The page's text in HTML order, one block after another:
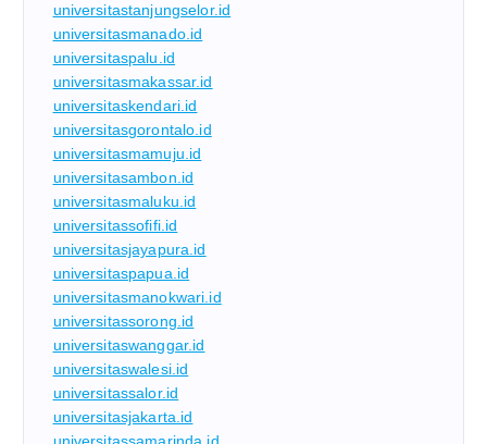
universitastanjungselor.id
universitasmanado.id
universitaspalu.id
universitasmakassar.id
universitaskendari.id
universitasgorontalo.id
universitasmamuju.id
universitasambon.id
universitasmaluku.id
universitassofifi.id
universitasjayapura.id
universitaspapua.id
universitasmanokwari.id
universitassorong.id
universitaswanggar.id
universitaswalesi.id
universitassalor.id
universitasjakarta.id